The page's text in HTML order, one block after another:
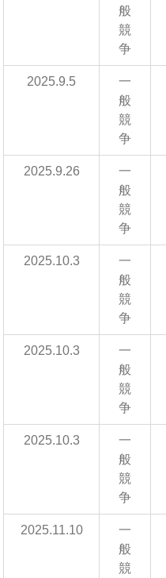
般
競
争
2025.9.5
一
般
競
争
2025.9.26
一
般
競
争
2025.10.3
一
般
競
争
2025.10.3
一
般
競
争
2025.10.3
一
般
競
争
2025.11.10
一
般
競